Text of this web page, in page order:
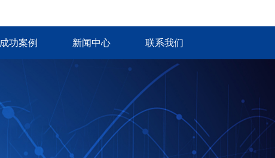
成功案例 新闻中心 联系我们